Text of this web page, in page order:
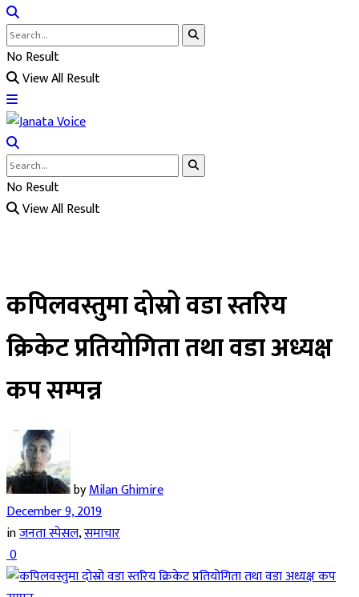
No Result
View All Result
No Result
View All Result
कपिलवस्तुमा दोस्रो वडा स्तरिय
क्रिकेट प्रतियोगिता तथा वडा अध्यक्ष
कप सम्पन्न
byMilan Ghimire
December 9, 2019
inजनता स्पेसल,समाचार
0